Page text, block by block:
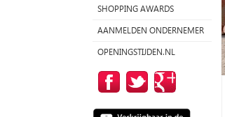
SHOPPING AWARDS
AANMELDEN ONDERNEMER
OPENINGSTIJDEN.NL
Winkelen in Bergen op Zoom